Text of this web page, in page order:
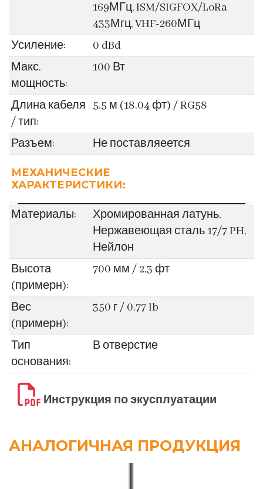
169МГц, ISM/SIGFOX/LoRa
433Мгц, VHF-260МГц
Усиление:
0 dBd
Макс.
мощность:
100 Вт
Длина кабеля
/ тип:
5.5 м (18.04 фт) / RG58
Разъем: Не поставляеется
МЕХАНИЧЕСКИЕ
ХАРАКТЕРИСТИКИ:
Материалы:
Хромированная латунь,
Нержавеющая сталь 17/7 PH,
Нейлон
Высота
(примерн):
700 мм / 2.3 фт
Вес
(примерн):
350 г / 0.77 lb
Тип
основания:
В отверстие
Инструкция по экусплуатации
АНАЛОГИЧНАЯ ПРОДУКЦИЯ